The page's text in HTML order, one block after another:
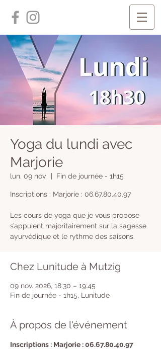
Yoga du lundi avec
Marjorie
lun. 09 nov. Fin de journée - 1h15
Inscriptions : Marjorie : 06.67.80.40.97
Les cours de yoga que je vous propose
s’appuient majoritairement sur la sagesse
ayurvédique et le rythme des saisons.
Chez Lunitude à Mutzig
09 nov. 2026, 18:30 – 19:45
Fin de journée - 1h15, Lunitude
À propos de l'événement
Inscriptions : Marjorie : 06.67.80.40.97